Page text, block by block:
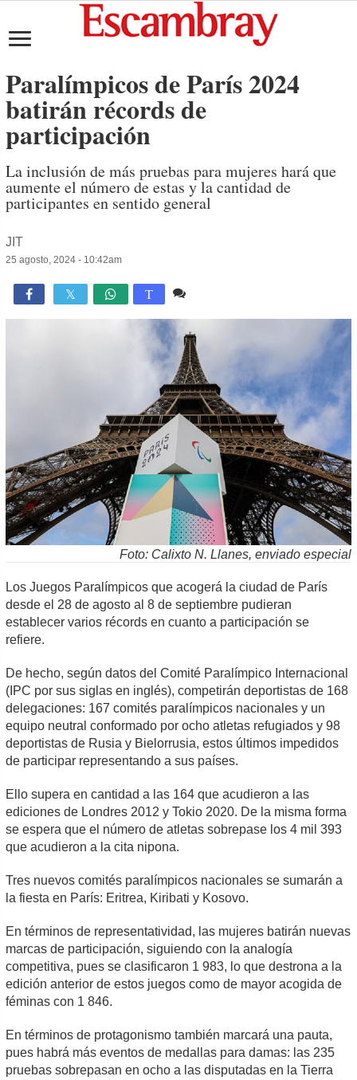
Paralímpicos de París 2024
batirán récords de
participación
La inclusión de más pruebas para mujeres hará que
aumente el número de estas y la cantidad de
participantes en sentido general
JIT
25 agosto, 2024 - 10:42am
 T
Foto: Calixto N. Llanes, enviado especial
Los Juegos Paralímpicos que acogerá la ciudad de París
desde el 28 de agosto al 8 de septiembre pudieran
establecer varios récords en cuanto a participación se
refiere.
De hecho, según datos del Comité Paralímpico Internacional
(IPC por sus siglas en inglés), competirán deportistas de 168
delegaciones: 167 comités paralímpicos nacionales y un
equipo neutral conformado por ocho atletas refugiados y 98
deportistas de Rusia y Bielorrusia, estos últimos impedidos
de participar representando a sus países.
Ello supera en cantidad a las 164 que acudieron a las
ediciones de Londres 2012 y Tokio 2020. De la misma forma
se espera que el número de atletas sobrepase los 4 mil 393
que acudieron a la cita nipona.
Tres nuevos comités paralímpicos nacionales se sumarán a
la fiesta en París: Eritrea, Kiribati y Kosovo.
En términos de representatividad, las mujeres batirán nuevas
marcas de participación, siguiendo con la analogía
competitiva, pues se clasificaron 1 983, lo que destrona a la
edición anterior de estos juegos como de mayor acogida de
féminas con 1 846.
En términos de protagonismo también marcará una pauta,
pues habrá más eventos de medallas para damas: las 235
pruebas sobrepasan en ocho a las disputadas en la Tierra